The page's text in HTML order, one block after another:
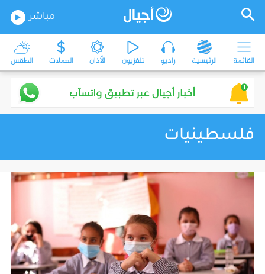
مباشر
القائمة الرئيسية راديو تلفزيون الأذان العملات الطقس
فلسطينيات